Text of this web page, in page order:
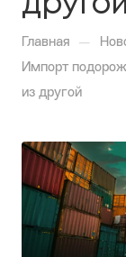
Главная —
Импорт
из другой